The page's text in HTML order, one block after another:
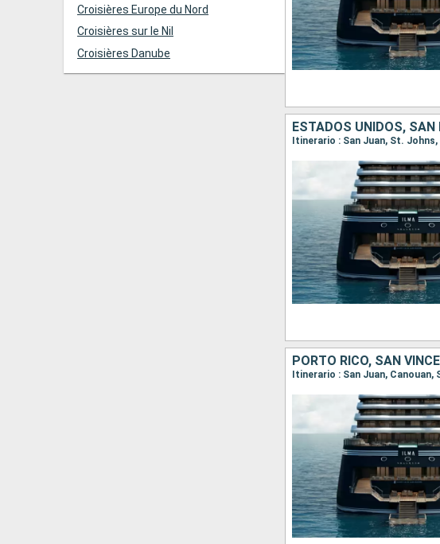
Croisières Europe du Nord
Croisières sur le Nil
Croisières Danube
Itinerario : San Juan, St.
Itinerario : San Juan,